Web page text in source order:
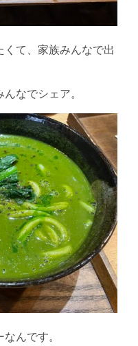
くて、家族みんなで出
なでシェア。
んです。